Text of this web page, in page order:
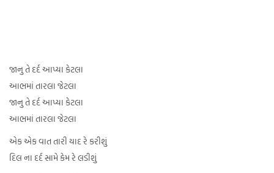
જાનુ તે દર્દ આપ્યા કેટલા
આભમાં તારલા જેટલા
જાનુ તે દર્દ આપ્યા કેટલા
આભમાં તારલા જેટલા
એક એક વાત તારી યાદ રે કરીશું
દિલ ના દર્દ સામે કેમ રે લડીશું